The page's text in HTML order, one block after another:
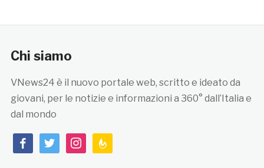
Chi siamo
VNews24 è il nuovo portale web, scritto e ideato da
giovani, per le notizie e informazioni a 360° dall’Italia e
dal mondo
facebooktwitterinstagramfeedburner